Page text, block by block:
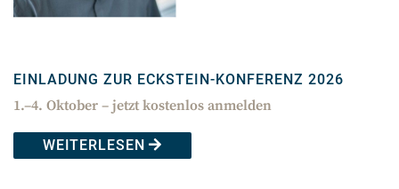
EINLADUNG ZUR ECKSTEIN-KONFERENZ 2026
1.–4. Oktober – jetzt kostenlos anmelden
WEITERLESEN